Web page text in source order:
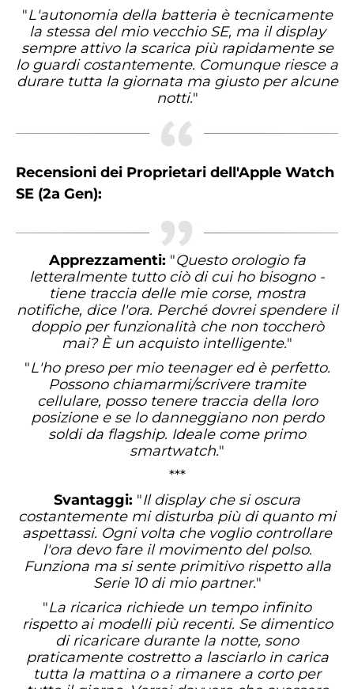
"L'autonomia della batteria è tecnicamente
la stessa del mio vecchio SE, ma il display
sempre attivo la scarica più rapidamente se
lo guardi costantemente. Comunque riesce a
durare tutta la giornata ma giusto per alcune
notti."
Recensioni dei Proprietari dell'Apple Watch
SE (2a Gen):
Apprezzamenti: "Questo orologio fa
letteralmente tutto ciò di cui ho bisogno -
tiene traccia delle mie corse, mostra
notifiche, dice l'ora. Perché dovrei spendere il
doppio per funzionalità che non toccherò
mai? È un acquisto intelligente."
"L'ho preso per mio teenager ed è perfetto.
Possono chiamarmi/scrivere tramite
cellulare, posso tenere traccia della loro
posizione e se lo danneggiano non perdo
soldi da flagship. Ideale come primo
smartwatch."
***
Svantaggi: "Il display che si oscura
costantemente mi disturba più di quanto mi
aspettassi. Ogni volta che voglio controllare
l'ora devo fare il movimento del polso.
Funziona ma si sente primitivo rispetto alla
Serie 10 di mio partner."
"La ricarica richiede un tempo infinito
rispetto ai modelli più recenti. Se dimentico
di ricaricare durante la notte, sono
praticamente costretto a lasciarlo in carica
tutta la mattina o a rimanere a corto per